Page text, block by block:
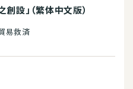
設」（繁体中文版）
易救済